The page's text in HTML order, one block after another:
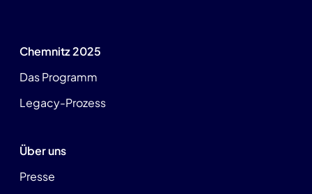
Chemnitz 2025
Das Programm
Legacy-Prozess
Über uns
Presse